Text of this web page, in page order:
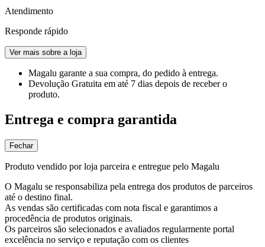
Atendimento
Responde rápido
Ver mais sobre a loja
Magalu garante a sua compra, do pedido à entrega.
Devolução Gratuita em até 7 dias depois de receber o
produto.
Entrega e compra garantida
Fechar
Produto vendido por loja parceira e entregue pelo Magalu
O Magalu se responsabiliza pela entrega dos produtos de parceiros
até o destino final.
As vendas são certificadas com nota fiscal e garantimos a
procedência de produtos originais.
Os parceiros são selecionados e avaliados regularmente portal
excelência no serviço e reputação com os clientes